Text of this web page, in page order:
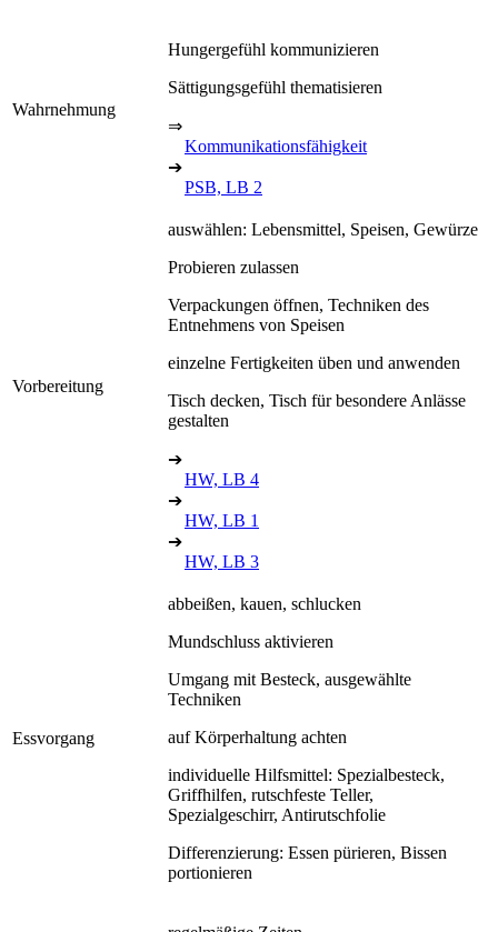
Wahrnehmung
Hungergefühl kommunizieren
Sättigungsgefühl thematisieren
⇒
Kommunikationsfähigkeit
➔
PSB, LB 2
Vorbereitung
auswählen: Lebensmittel, Speisen, Gewürze
Probieren zulassen
Verpackungen öffnen, Techniken des
Entnehmens von Speisen
einzelne Fertigkeiten üben und anwenden
Tisch decken, Tisch für besondere Anlässe
gestalten
➔
HW, LB 4
➔
HW, LB 1
➔
HW, LB 3
Essvorgang
abbeißen, kauen, schlucken
Mundschluss aktivieren
Umgang mit Besteck, ausgewählte
Techniken
auf Körperhaltung achten
individuelle Hilfsmittel: Spezialbesteck,
Griffhilfen, rutschfeste Teller,
Spezialgeschirr, Antirutschfolie
Differenzierung: Essen pürieren, Bissen
portionieren